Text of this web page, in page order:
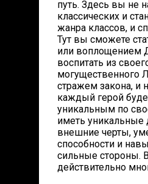
путь. Здесь вы не
классических и
жанра классов, и
Тут вы сможете
или воплощением
воспитать из
могущественного
стражем закона, и
каждый герой
уникальным по
иметь уникальные
внешние черты,
способности и
сильные стороны.
действительно